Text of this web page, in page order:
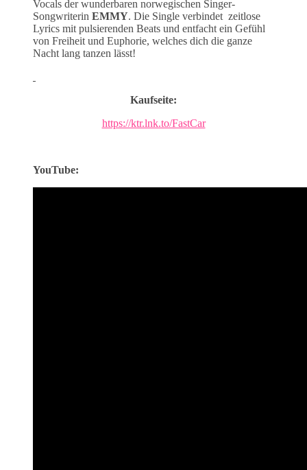
Vocals der wunderbaren norwegischen Singer-
Songwriterin EMMY. Die Single verbindet zeitlose
Lyrics mit pulsierenden Beats und entfacht ein Gefühl
von Freiheit und Euphorie, welches dich die ganze
Nacht lang tanzen lässt!
Kaufseite:
https://ktr.lnk.to/FastCar
YouTube: